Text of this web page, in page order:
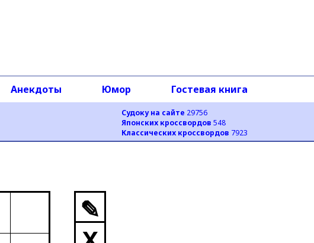
Судоку на сайте 29756
Японских кроссвордов 548
Классических кроссвордов 7923
Анекдоты Юмор Гостевая книга
✎